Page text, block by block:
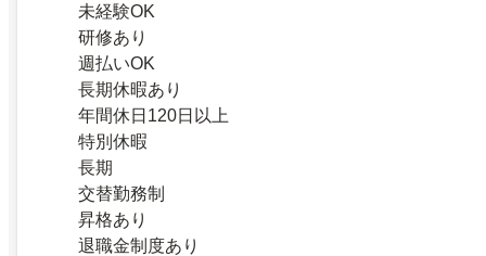
未経験OK
研修あり
週払いOK
長期休暇あり
年間休日120日以上
特別休暇
長期
交替勤務制
昇格あり
退職金制度あり